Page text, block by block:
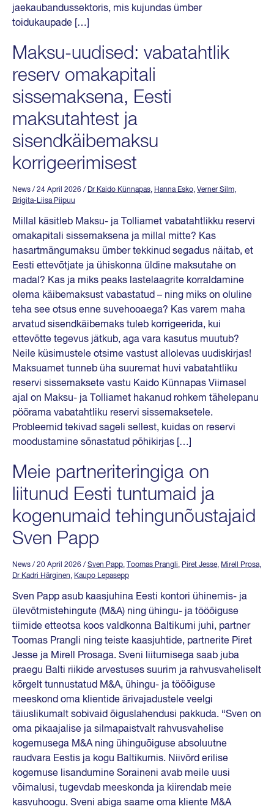
jaekaubandussektoris, mis kujundas ümber
toidukaupade […]
Maksu-uudised: vabatahtlik
reserv omakapitali
sissemaksena, Eesti
maksutahtest ja
sisendkäibemaksu
korrigeerimisest
News / 24 April 2026 / Dr Kaido Künnapas, Hanna Esko, Verner Silm,
Brigita-Liisa Piipuu
Millal käsitleb Maksu- ja Tolliamet vabatahtlikku reservi
omakapitali sissemaksena ja millal mitte? Kas
hasartmängumaksu ümber tekkinud segadus näitab, et
Eesti ettevõtjate ja ühiskonna üldine maksutahe on
madal? Kas ja miks peaks lastelaagrite korraldamine
olema käibemaksust vabastatud – ning miks on oluline
teha see otsus enne suvehooaega? Kas varem maha
arvatud sisendkäibemaks tuleb korrigeerida, kui
ettevõtte tegevus jätkub, aga vara kasutus muutub?
Neile küsimustele otsime vastust allolevas uudiskirjas!
Maksuamet tunneb üha suuremat huvi vabatahtliku
reservi sissemaksete vastu Kaido Künnapas Viimasel
ajal on Maksu- ja Tolliamet hakanud rohkem tähelepanu
pöörama vabatahtliku reservi sissemaksetele.
Probleemid tekivad sageli sellest, kuidas on reservi
moodustamine sõnastatud põhikirjas […]
Meie partneriteringiga on
liitunud Eesti tuntumaid ja
kogenumaid tehingunõustajaid
Sven Papp
News / 20 April 2026 / Sven Papp, Toomas Prangli, Piret Jesse, Mirell Prosa,
Dr Kadri Härginen, Kaupo Lepasepp
Sven Papp asub kaasjuhina Eesti kontori ühinemis- ja
ülevõtmistehingute (M&A) ning ühingu- ja tööõiguse
tiimide etteotsa koos valdkonna Baltikumi juhi, partner
Toomas Prangli ning teiste kaasjuhtide, partnerite Piret
Jesse ja Mirell Prosaga. Sveni liitumisega saab juba
praegu Balti riikide arvestuses suurim ja rahvusvaheliselt
kõrgelt tunnustatud M&A, ühingu- ja tööõiguse
meeskond oma klientide ärivajadustele veelgi
täiuslikumalt sobivaid õiguslahendusi pakkuda. “Sven on
oma pikaajalise ja silmapaistvalt rahvusvahelise
kogemusega M&A ning ühinguõiguse absoluutne
raudvara Eestis ja kogu Baltikumis. Niivõrd erilise
kogemuse lisandumine Soraineni avab meile uusi
võimalusi, tugevdab meeskonda ja kiirendab meie
kasvuhoogu. Sveni abiga saame oma kliente M&A